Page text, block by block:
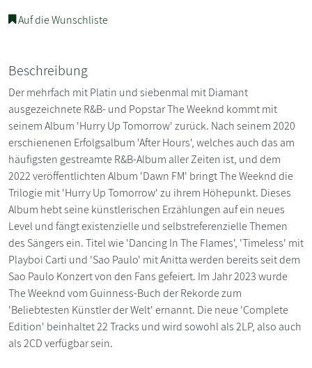
Auf die Wunschliste
Beschreibung
Der mehrfach mit Platin und siebenmal mit Diamant
ausgezeichnete R&B- und Popstar The Weeknd kommt mit
seinem Album 'Hurry Up Tomorrow' zurück. Nach seinem 2020
erschienenen Erfolgsalbum 'After Hours', welches auch das am
häufigsten gestreamte R&B-Album aller Zeiten ist, und dem
2022 veröffentlichten Album 'Dawn FM' bringt The Weeknd die
Trilogie mit 'Hurry Up Tomorrow' zu ihrem Höhepunkt. Dieses
Album hebt seine künstlerischen Erzählungen auf ein neues
Level und fängt existenzielle und selbstreferenzielle Themen
des Sängers ein. Titel wie 'Dancing In The Flames', 'Timeless' mit
Playboi Carti und 'Sao Paulo' mit Anitta werden bereits seit dem
Sao Paulo Konzert von den Fans gefeiert. Im Jahr 2023 wurde
The Weeknd vom Guinness-Buch der Rekorde zum
'Beliebtesten Künstler der Welt' ernannt. Die neue 'Complete
Edition' beinhaltet 22 Tracks und wird sowohl als 2LP, also auch
als 2CD verfügbar sein.